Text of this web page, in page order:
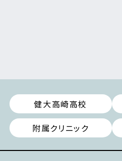
健大高崎高校
附属クリニック